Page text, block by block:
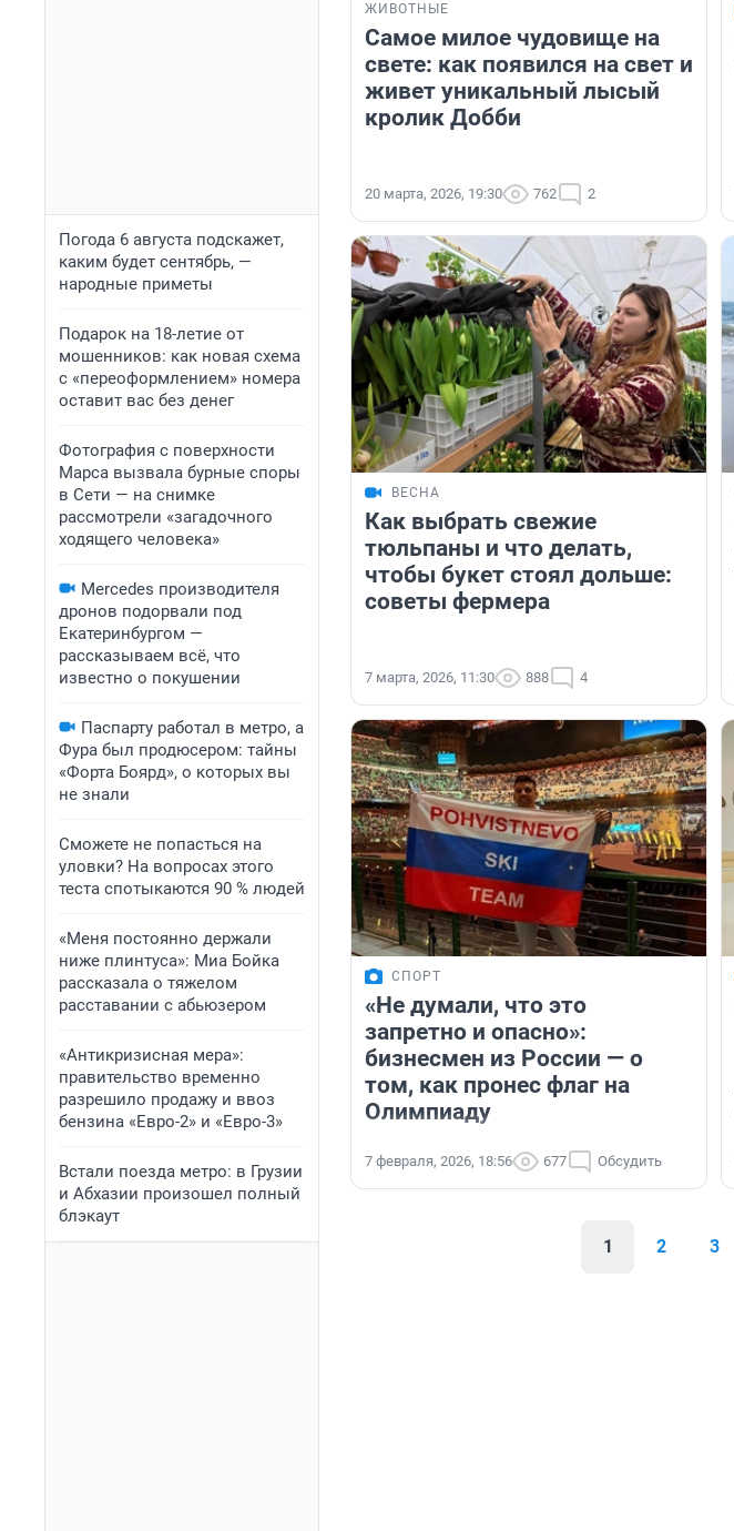
Погода 6 августа подскажет,
каким будет сентябрь, —
народные приметы
Подарок на 18-летие от
мошенников: как новая схема
с «переоформлением» номера
оставит вас без денег
Фотография с поверхности
Марса вызвала бурные споры
в Сети — на снимке
рассмотрели «загадочного
ходящего человека»
Mercedes производителя
дронов подорвали под
Екатеринбургом —
рассказываем всё, что
известно о покушении
Паспарту работал в метро, а
Фура был продюсером: тайны
«Форта Боярд», о которых вы
не знали
Сможете не попасться на
уловки? На вопросах этого
теста спотыкаются 90 % людей
«Меня постоянно держали
ниже плинтуса»: Миа Бойка
рассказала о тяжелом
расставании с абьюзером
«Антикризисная мера»:
правительство временно
разрешило продажу и ввоз
бензина «Евро-2» и «Евро-3»
Встали поезда метро: в Грузии
и Абхазии произошел полный
блэкаут
ЖИВОТНЫЕ
Самое милое чудовище на
свете: как появился на свет и
живет уникальный лысый
кролик Добби
20 марта, 2026, 19:30 762 2
ВЕСНА
Как выбрать свежие
тюльпаны и что делать,
чтобы букет стоял дольше:
советы фермера
7 марта, 2026, 11:30 888 4
СПОРТ
«Не думали, что это
запретно и опасно»:
бизнесмен из России — о
том, как пронес флаг на
Олимпиаду
7 февраля, 2026, 18:56 677 Обсудить
1 2 3